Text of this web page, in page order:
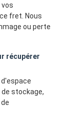
vos
fret. Nous
ou perte
récupérer
d'espace
stockage,